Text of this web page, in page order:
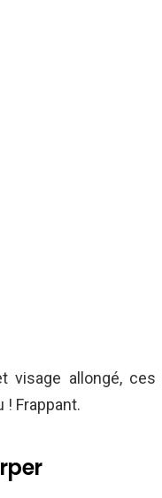
visage allongé,
! Frappant.